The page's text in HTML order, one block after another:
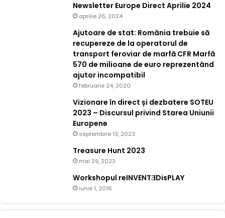
Newsletter Europe Direct Aprilie 2024
aprilie 26, 2024
Ajutoare de stat: România trebuie să
recupereze de la operatorul de
transport feroviar de marfă CFR Marfă
570 de milioane de euro reprezentând
ajutor incompatibil
februarie 24, 2020
Vizionare în direct și dezbatere SOTEU
2023 – Discursul privind Starea Uniunii
Europene
septembrie 13, 2023
Treasure Hunt 2023
mai 29, 2023
Workshopul reINVENTƎDisPLAY
iunie 1, 2016